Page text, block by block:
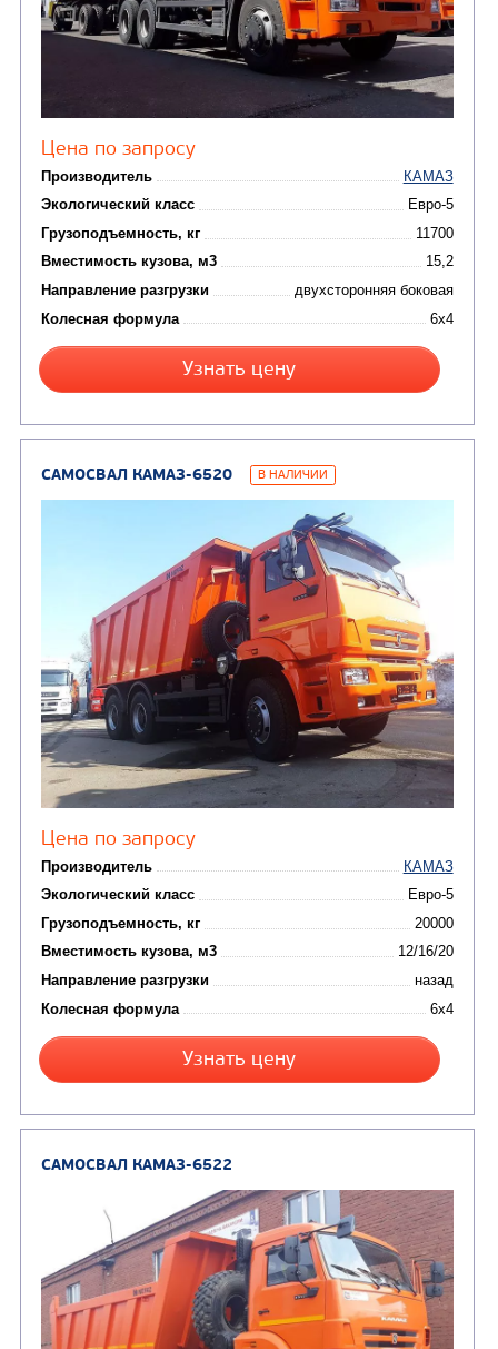
КОММУНАЛЬНАЯ
ТЕХНИКА
САМОСВАЛ КАМАЗ-45143
Цена по запросу
Производитель
Экологический класс
Грузоподъемность, кг
Вместимость кузова, м3
Направление разгрузки
Колесная формула
Узнать цену
САМОСВАЛ КАМАЗ-6520 В НАЛИЧИИ